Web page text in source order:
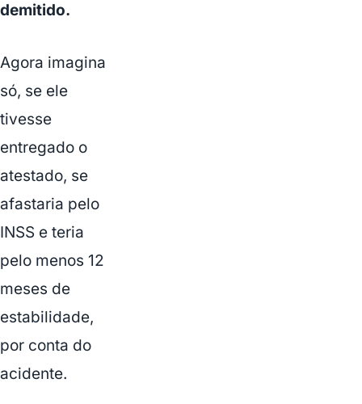
demitido.
Agora imagina
só, se ele
tivesse
entregado o
atestado, se
afastaria pelo
INSS e teria
pelo menos 12
meses de
estabilidade,
por conta do
acidente.